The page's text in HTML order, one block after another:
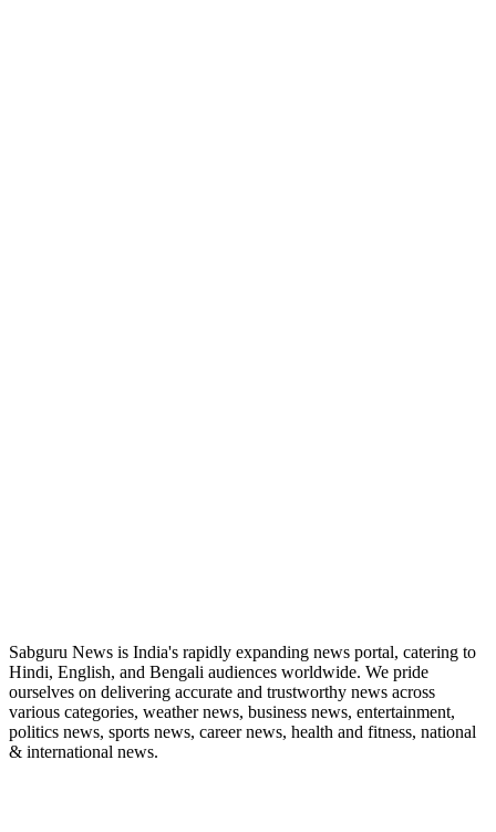
Sabguru News is India's rapidly expanding news portal, catering to
Hindi, English, and Bengali audiences worldwide. We pride
ourselves on delivering accurate and trustworthy news across
various categories, weather news, business news, entertainment,
politics news, sports news, career news, health and fitness, national
& international news.